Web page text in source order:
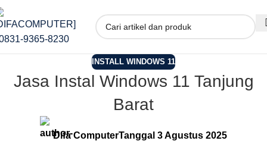
INSTALL WINDOWS 11
Jasa Instal Windows 11 Tanjung
Barat
Difa ComputerTanggal 3 Agustus 2025